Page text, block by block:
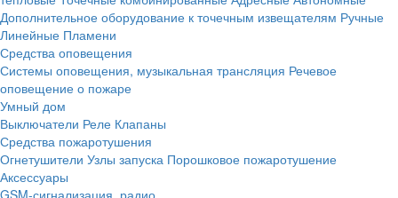
Дополнительное оборудование к точечным извещателям Ручные
Линейные Пламени
Средства оповещения
Системы оповещения, музыкальная трансляция Речевое
оповещение о пожаре
Умный дом
Выключатели Реле Клапаны
Средства пожаротушения
Огнетушители Узлы запуска Порошковое пожаротушение
Аксессуары